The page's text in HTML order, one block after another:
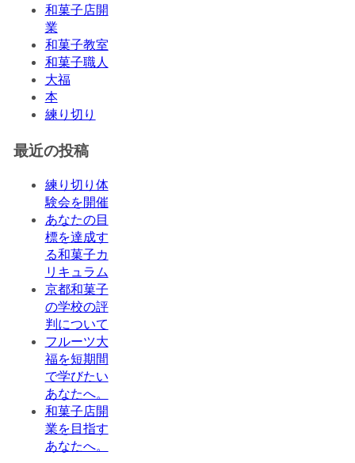
和菓子店開
業
和菓子教室
和菓子職人
大福
本
練り切り
最近の投稿
練り切り体
験会を開催
あなたの目
標を達成す
る和菓子カ
リキュラム
京都和菓子
の学校の評
判について
フルーツ大
福を短期間
で学びたい
あなたへ。
和菓子店開
業を目指す
あなたへ。